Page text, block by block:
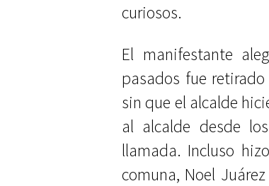
curiosos.
El manifestante
pasados fue
sin que el alcalde
al alcalde desde
llamada. Incluso
comuna, Noel